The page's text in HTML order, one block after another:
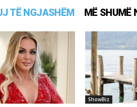
TË NGJASHËM MË SHUMË
ShowBiz